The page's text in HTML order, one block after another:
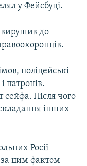
у Фейсбуці.
вирушив до
поліцейські
патронів.
сейфа. Після чого
інших
Росії
цим фактом